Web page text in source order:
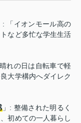
: 「イオンモール高の
など多忙な学生生活
れの日は自転車で軽
大学構内へダイレク
」: 整備された明るく
初めての一人暮らし